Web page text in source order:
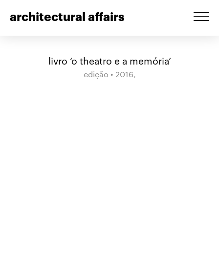
architectural affairs
livro ‘o theatro e a memória’
edição • 2016,